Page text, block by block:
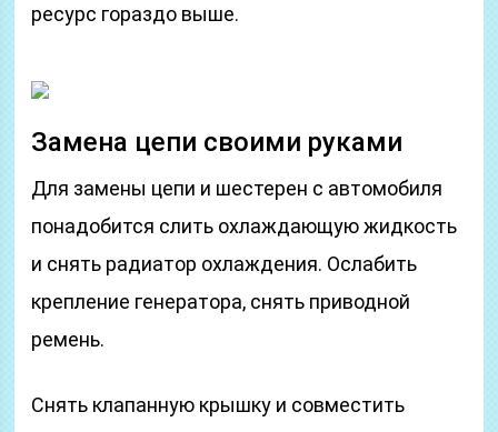
ресурс гораздо выше.
Замена цепи своими руками
Для замены цепи и шестерен с автомобиля
понадобится слить охлаждающую жидкость
и снять радиатор охлаждения. Ослабить
крепление генератора, снять приводной
ремень.
Снять клапанную крышку и совместить